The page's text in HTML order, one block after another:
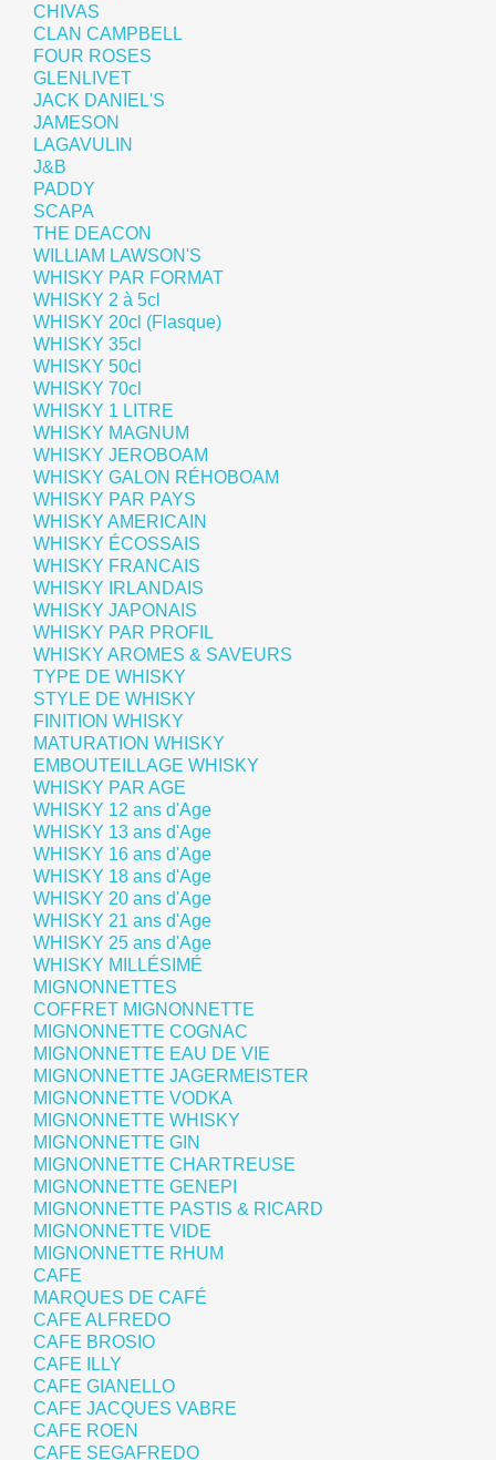
CHIVAS
CLAN CAMPBELL
FOUR ROSES
GLENLIVET
JACK DANIEL'S
JAMESON
LAGAVULIN
J&B
PADDY
SCAPA
THE DEACON
WILLIAM LAWSON'S
WHISKY PAR FORMAT
WHISKY 2 à 5cl
WHISKY 20cl (Flasque)
WHISKY 35cl
WHISKY 50cl
WHISKY 70cl
WHISKY 1 LITRE
WHISKY MAGNUM
WHISKY JEROBOAM
WHISKY GALON RÉHOBOAM
WHISKY PAR PAYS
WHISKY AMERICAIN
WHISKY ÉCOSSAIS
WHISKY FRANCAIS
WHISKY IRLANDAIS
WHISKY JAPONAIS
WHISKY PAR PROFIL
WHISKY AROMES & SAVEURS
TYPE DE WHISKY
STYLE DE WHISKY
FINITION WHISKY
MATURATION WHISKY
EMBOUTEILLAGE WHISKY
WHISKY PAR AGE
WHISKY 12 ans d'Age
WHISKY 13 ans d'Age
WHISKY 16 ans d'Age
WHISKY 18 ans d'Age
WHISKY 20 ans d'Age
WHISKY 21 ans d'Age
WHISKY 25 ans d'Age
WHISKY MILLÉSIMÉ
MIGNONNETTES
COFFRET MIGNONNETTE
MIGNONNETTE COGNAC
MIGNONNETTE EAU DE VIE
MIGNONNETTE JAGERMEISTER
MIGNONNETTE VODKA
MIGNONNETTE WHISKY
MIGNONNETTE GIN
MIGNONNETTE CHARTREUSE
MIGNONNETTE GENEPI
MIGNONNETTE PASTIS & RICARD
MIGNONNETTE VIDE
MIGNONNETTE RHUM
CAFE
MARQUES DE CAFÉ
CAFE ALFREDO
CAFE BROSIO
CAFE ILLY
CAFE GIANELLO
CAFE JACQUES VABRE
CAFE ROEN
CAFE SEGAFREDO